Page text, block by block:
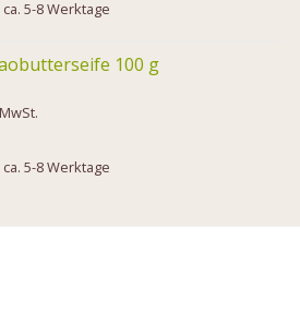
5-8 Werktage
100 g
5-8 Werktage